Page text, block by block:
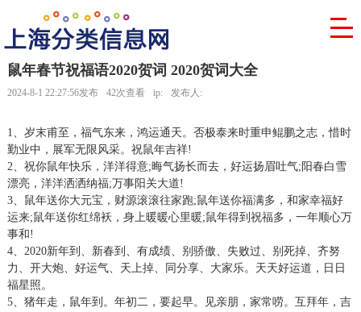
鼠年春节祝福语2020贺词 2020贺词大全
2024-8-1 22:27:56发布 42次查看 ip: 发布人:
1、岁末甫至，福气东来，鸿运通天。否极泰来时重申鲲鹏之志，惜时
勤业中，展军无限风采。祝鼠年吉祥!
2、祝你鼠年快乐，洋洋得意;晦气扬长而去，好运扬眉吐气;阳春白雪
漂亮，洋洋洒洒纳福;万事阳关大道!
3、鼠年送你大元宝，财源滚滚往家跑;鼠年送你福满多，和家幸福好
运来;鼠年送你红绵袄，身上暖暖心里暖;鼠年得到祝福多，一年顺心万
事和!
4、2020新年到、新春到、有成绩、别骄傲、失败过、别死掉、齐努
力、开大炮、好运气、天上掉、同分享、大家乐。天天好运道，日日
福星照。
5、猪年走，鼠年到。年初二，要起早。见亲朋，家常唠。互拜年，吉